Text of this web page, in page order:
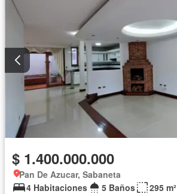
$ 1.400.000.000
Pan De Azucar, Sabaneta
4 Habitaciones
5 Baños
295 m²